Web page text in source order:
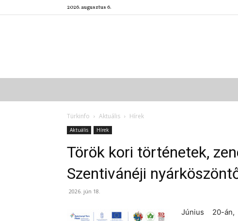
2026. augusztus 6.
Türkinfo Aktuális Hírek
Aktuális Hírek
Török kori történetek,
Szentivánéji
2026. jún 18.
Június 20-án,